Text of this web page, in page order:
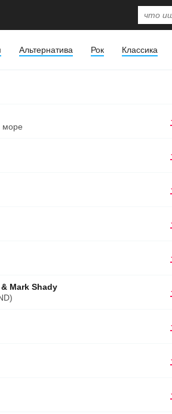
Альтернатива Рок Классика
море
Mark Shady